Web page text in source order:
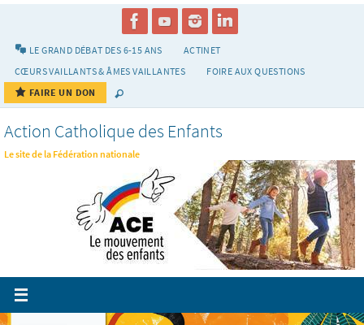
LE GRAND DÉBAT DES 6-15 ANS
ACTINET
CŒURS VAILLANTS & ÂMES VAILLANTES
FOIRE AUX QUESTIONS
FAIRE UN DON
Action Catholique des Enfants
Le site de la Fédération nationale